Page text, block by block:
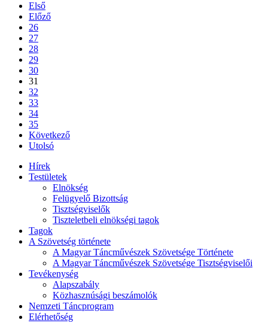
Első
Előző
26
27
28
29
30
31
32
33
34
35
Következő
Utolsó
Hírek
Testületek
Elnökség
Felügyelő Bizottság
Tisztségviselők
Tiszteletbeli elnökségi tagok
Tagok
A Szövetség története
A Magyar Táncművészek Szövetsége Története
A Magyar Táncművészek Szövetsége Tisztségviselői
Tevékenység
Alapszabály
Közhasznúsági beszámolók
Nemzeti Táncprogram
Elérhetőség